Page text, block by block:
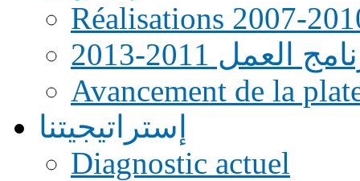
Réalisations 2007-
العمل 2011-2013
Avancement de la
إستراتيجيتنا
Diagnostic actuel